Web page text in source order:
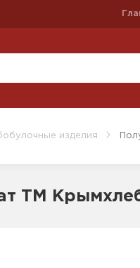
изделия
ТМ